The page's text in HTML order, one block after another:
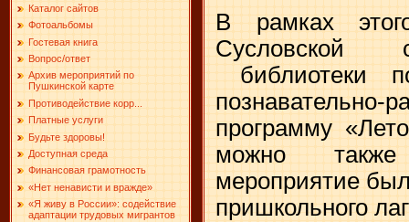
Каталог сайтов
Фотоальбомы
Гостевая книга
Вопрос/ответ
Архив мероприятий по
Пушкинской карте
Противодействие корр...
Платные услуги
Будьте здоровы!
Доступная среда
Финансовая грамотность
«Нет ненависти и вражде»
«Я живу в России»: содействие
адаптации трудовых мигрантов
В рамках
Сусловской
библиотеки
познавательно-
программу
можно
мероприятие
пришкольного